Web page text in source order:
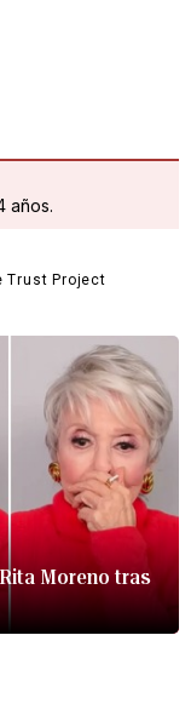
años.
Moreno tras